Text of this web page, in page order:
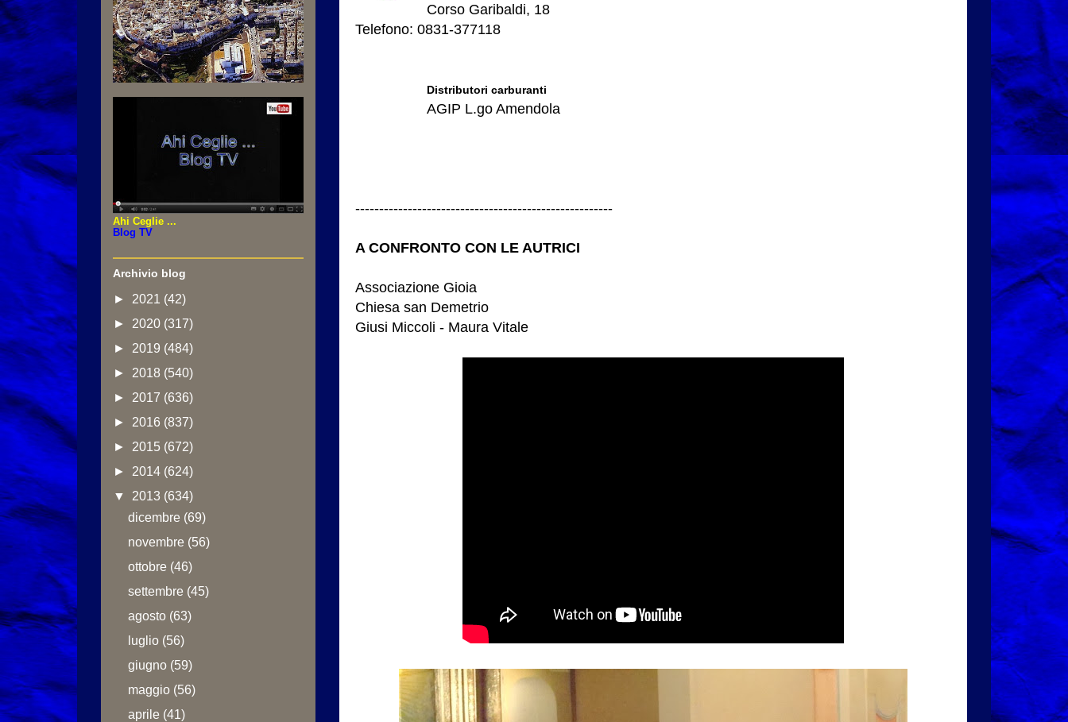
Corso Garibaldi, 18
Telefono: 0831-377118
Distributori carburanti
AGIP L.go Amendola
------------------------------------------------------
A CONFRONTO CON LE AUTRICI
Associazione Gioia
Chiesa san Demetrio
Giusi Miccoli - Maura Vitale
Ahi Ceglie ...
Blog TV
Archivio blog
► 2021 (42)
► 2020 (317)
► 2019 (484)
► 2018 (540)
► 2017 (636)
► 2016 (837)
► 2015 (672)
► 2014 (624)
▼ 2013 (634)
dicembre (69)
novembre (56)
ottobre (46)
settembre (45)
agosto (63)
luglio (56)
giugno (59)
maggio (56)
aprile (41)